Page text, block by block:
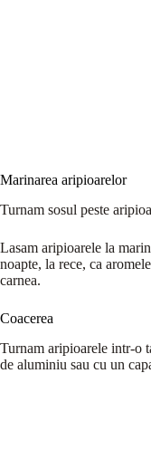
Marinarea aripioarelor
Turnam sosul peste
Lasam aripioarele la
noapte, la rece, ca
carnea.
Coacerea
Turnam aripioarele intr-o
de aluminiu sau cu un